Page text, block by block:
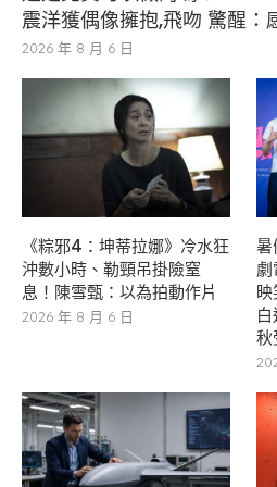
震洋獲偶像擁抱,飛吻 驚醒：
2026 年 8 月 6 日
《粽邪4：坤蒂拉娜》冷水狂
沖數小時、勒頸吊掛險窒
息！陳雪甄：以為拍動作片
2026 年 8 月 6 日
暑
秋